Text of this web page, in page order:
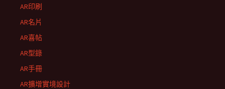
AR印刷
AR名片
AR喜帖
AR型錄
AR手冊
AR擴增實境設計